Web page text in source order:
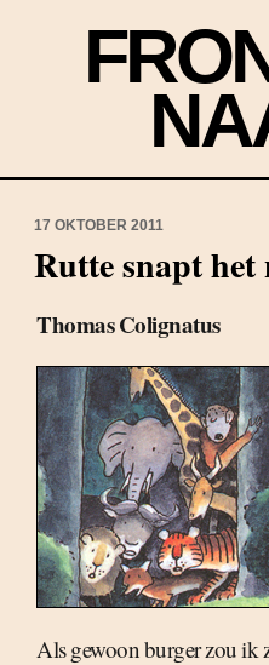
17 OKTOBER 2011
Rutte snapt het
Thomas Colignatus
Als gewoon burger zou ik